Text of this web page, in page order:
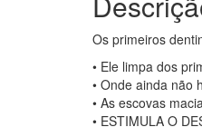
Os primeiros
• Ele limpa dos
• Onde ainda não
• As escovas
• ESTIMULA O